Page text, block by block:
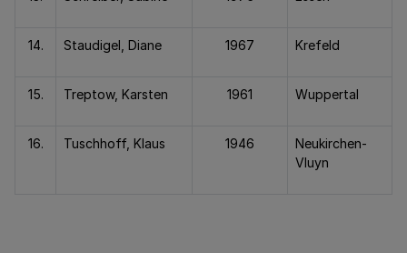
14. Staudigel, Diane 1967 Krefeld
15. Treptow, Karsten 1961 Wuppertal
16. Tuschhoff, Klaus 1946
Neukirchen-
Vluyn